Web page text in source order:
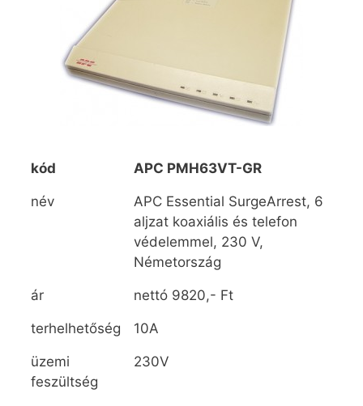
kód APC PMH63VT-GR
név
APC Essential SurgeArrest, 6
aljzat koaxiális és telefon
védelemmel, 230 V,
Németország
ár nettó 9820,- Ft
terhelhetőség 10A
üzemi
feszültség
230V